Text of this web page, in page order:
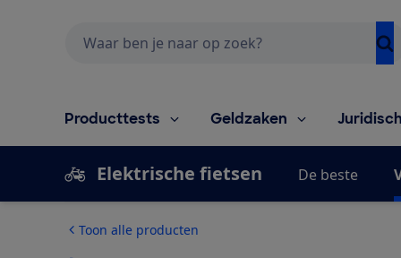
Producttests Geldzaken
Elektrische fietsen De beste
Toon alle producten